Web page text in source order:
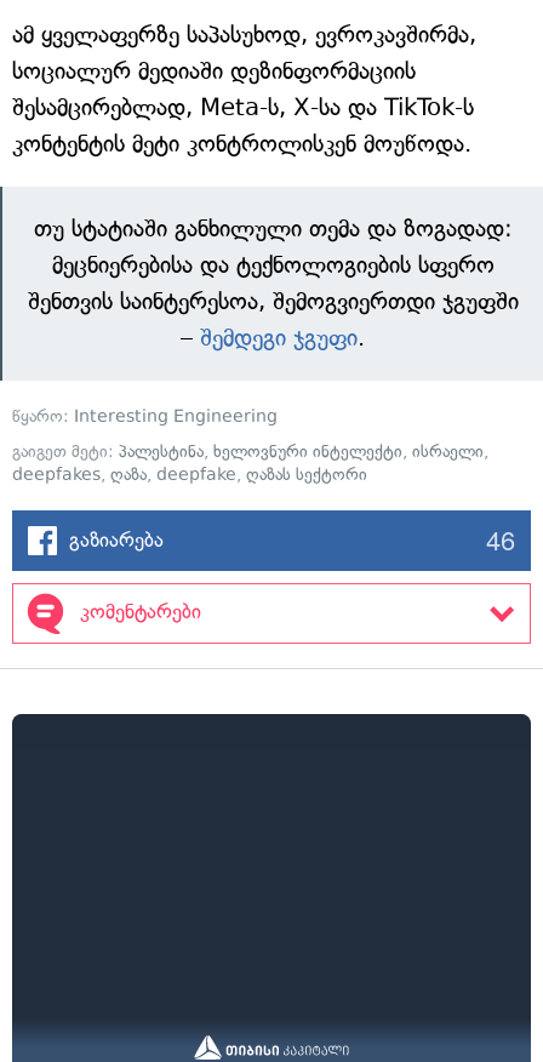
ამ ყველაფერზე საპასუხოდ, ევროკავშირმა,
სოციალურ მედიაში დეზინფორმაციის
შესამცირებლად, Meta-ს, X-სა და TikTok-ს
კონტენტის მეტი კონტროლისკენ მოუწოდა.
თუ სტატიაში განხილული თემა და ზოგადად:
მეცნიერებისა და ტექნოლოგიების სფერო
შენთვის საინტერესოა, შემოგვიერთდი ჯგუფში
– შემდეგი ჯგუფი.
წყარო: Interesting Engineering
გაიგეთ მეტი: პალესტინა, ხელოვნური ინტელექტი, ისრაელი,
deepfakes, ღაზა, deepfake, ღაზას სექტორი
გაზიარება 46
კომენტარები